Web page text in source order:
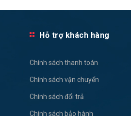
Hỗ trợ khách hàng
Chính sách thanh toán
Chính sách vận chuyển
Chính sách đổi trả
Chính sách bảo hành